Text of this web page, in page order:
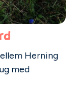
Herning
med